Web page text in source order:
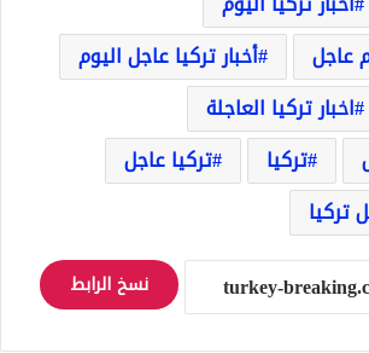
عاجل
أخبار تركيا عاجل اليوم
اخبار تركيا العاجلة
تركيا
تركيا عاجل
تركيا
نسخ الرابط